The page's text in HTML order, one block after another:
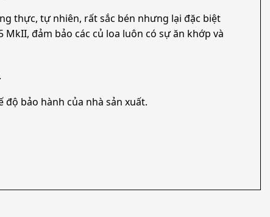
thực, tự nhiên, rất sắc bén nhưng lại đặc biệt
đảm bảo các củ loa luôn có sự ăn khớp và
bảo hành của nhà sản xuất.